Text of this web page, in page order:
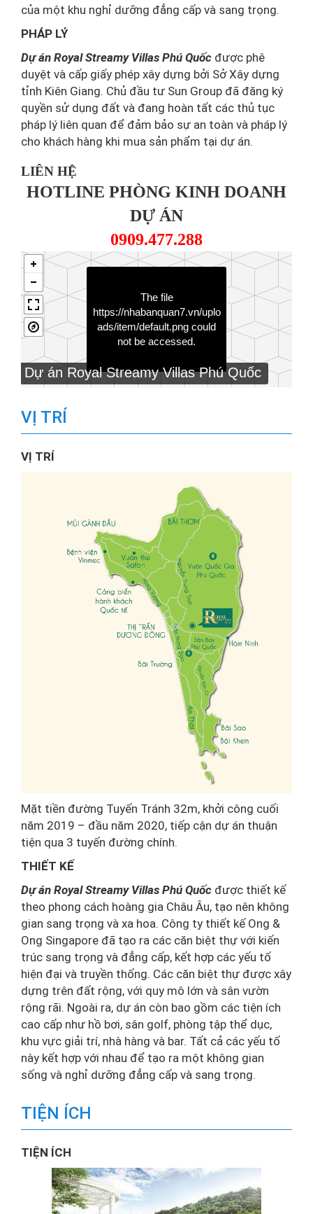
của một khu nghỉ dưỡng đẳng cấp và sang trọng.
PHÁP LÝ
Dự án Royal Streamy Villas Phú Quốc được phê
duyệt và cấp giấy phép xây dựng bởi Sở Xây dựng
tỉnh Kiên Giang. Chủ đầu tư Sun Group đã đăng ký
quyền sử dụng đất và đang hoàn tất các thủ tục
pháp lý liên quan để đảm bảo sự an toàn và pháp lý
cho khách hàng khi mua sản phẩm tại dự án.
LIÊN HỆ
HOTLINE PHÒNG KINH DOANH
DỰ ÁN
0909.477.288
Dự án Royal Streamy Villas Phú Quốc
The file
https://nhabanquan7.vn/uplo
ads/item/default.png could
not be accessed.
VỊ TRÍ
VỊ TRÍ
Mặt tiền đường Tuyến Tránh 32m, khởi công cuối
năm 2019 – đầu năm 2020, tiếp cận dự án thuận
tiện qua 3 tuyến đường chính.
THIẾT KẾ
Dự án Royal Streamy Villas Phú Quốc được thiết kế
theo phong cách hoàng gia Châu Âu, tạo nên không
gian sang trọng và xa hoa. Công ty thiết kế Ong &
Ong Singapore đã tạo ra các căn biệt thự với kiến
trúc sang trọng và đẳng cấp, kết hợp các yếu tố
hiện đại và truyền thống. Các căn biệt thự được xây
dựng trên đất rộng, với quy mô lớn và sân vườn
rộng rãi. Ngoài ra, dự án còn bao gồm các tiện ích
cao cấp như hồ bơi, sân golf, phòng tập thể dục,
khu vực giải trí, nhà hàng và bar. Tất cả các yếu tố
này kết hợp với nhau để tạo ra một không gian
sống và nghỉ dưỡng đẳng cấp và sang trọng.
TIỆN ÍCH
TIỆN ÍCH